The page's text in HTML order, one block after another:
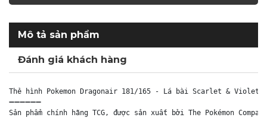
Mô tả sản phẩm
Đánh giá khách hàng
Thẻ hình Pokemon Dragonair 181/165 - Lá bài Scarlet & Violet
➖➖➖➖➖➖
Sản phẩm chính hãng TCG, được sản xuất bởi The Pokémon